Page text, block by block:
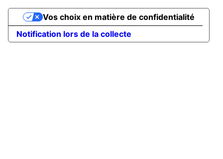
Notification lors de la collecte
Vos choix en matière de confidentialité